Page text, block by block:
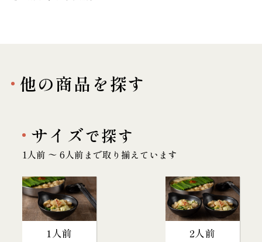
他の商品を探す
サイズで探す
1人前 〜 6人前まで取り揃えています
1人前 2人前